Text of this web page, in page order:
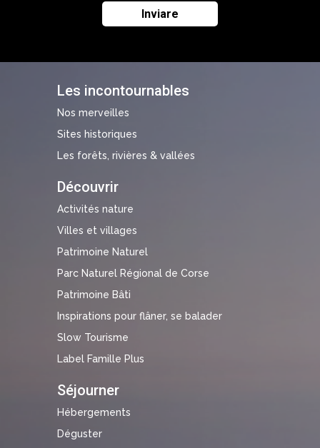
Les incontournables
Nos merveilles
Sites historiques
Les forêts, rivières & vallées
Découvrir
Activités nature
Villes et villages
Patrimoine Naturel
Parc Naturel Régional de Corse
Patrimoine Bâti
Inspirations pour flâner, se balader
Slow Tourisme
Label Famille Plus
Séjourner
Hébergements
Déguster